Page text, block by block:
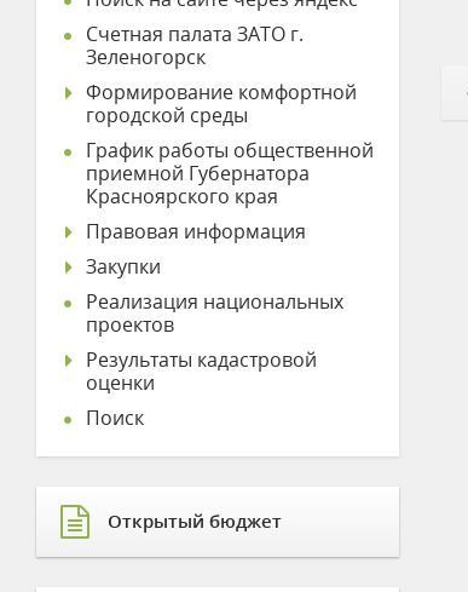
Счетная палата ЗАТО г.
Зеленогорск
Формирование комфортной
городской среды
График работы общественной
приемной Губернатора
Красноярского края
Правовая информация
Закупки
Реализация национальных
проектов
Результаты кадастровой
оценки
Поиск
Открытый бюджет